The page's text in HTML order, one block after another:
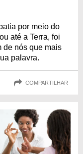
por meio do
até a Terra, foi
de nós que mais
palavra.
COMPARTILHAR